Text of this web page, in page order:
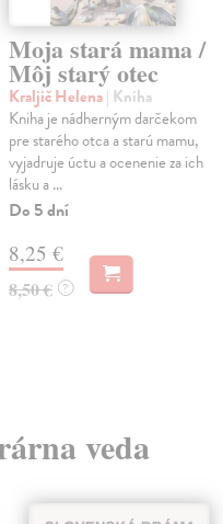
Moja stará mama /
Môj starý otec
Kraljič Helena| Kniha
Kniha je nádherným darčekom
pre starého otca a starú mamu,
vyjadruje úctu a ocenenie za ich
lásku a ...
Do 5 dní
8,25 €
8,50 € ?
veda